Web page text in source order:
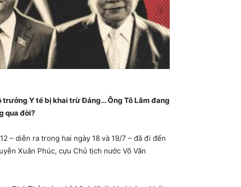
Y tế bị khai trừ Đảng… Ông Tô Lâm đang
qua đời?
– diễn ra trong hai ngày 18 và 19/7 – đã đi đến
Xuân Phúc, cựu Chủ tịch nước Võ Văn